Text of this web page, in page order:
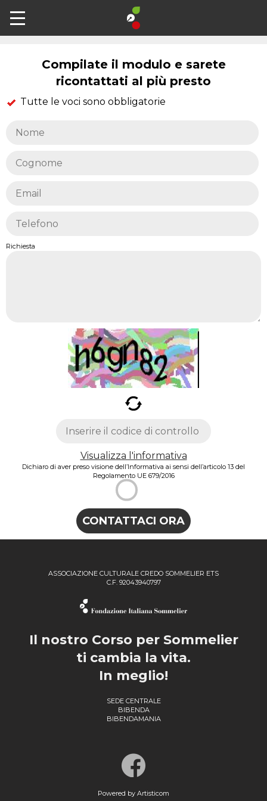
Contatti
Compilate il modulo e sarete
ricontattati al più presto
Tutte le voci sono obbligatorie
Richiesta
Visualizza l'informativa
Dichiaro di aver preso visione dell’Informativa ai sensi dell’articolo 13 del
Regolamento UE 679/2016
ASSOCIAZIONE CULTURALE CREDO SOMMELIER ETS
C.F. 92043940797
Il nostro Corso per Sommelier
ti cambia la vita.
In meglio!
SEDE CENTRALE
BIBENDA
BIBENDAMANIA
Powered by Artisticom